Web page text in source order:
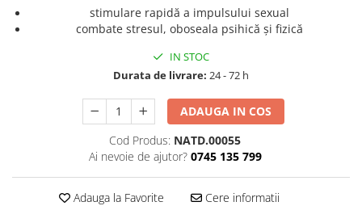
Calciu
Magneziu
Multivitamine
stimulare rapidă a impulsului sexual
combate stresul, oboseala psihică şi fizică
IN STOC
Durata de livrare: 24 - 72 h
ADAUGA IN COS
Cod Produs: NATD.00055
Ai nevoie de ajutor? 0745 135 799
Adauga la Favorite Cere informatii